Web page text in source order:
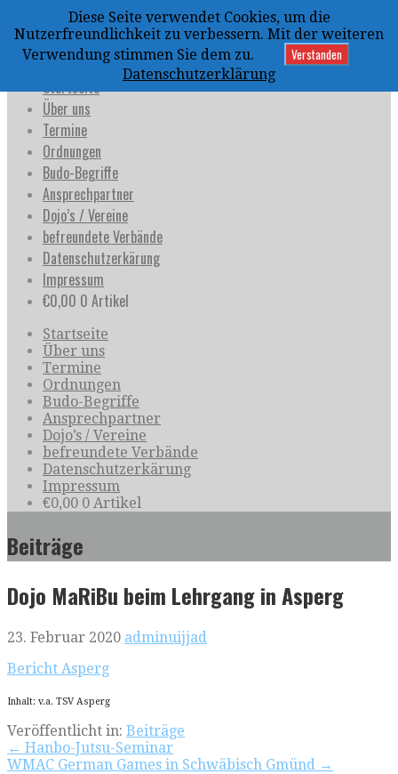
Inhalt
springen
uijja
Deutschland e.V.
Startseite
Über uns
Termine
Ordnungen
Budo-Begriffe
Ansprechpartner
Dojo’s / Vereine
befreundete Verbände
Datenschutzerkärung
Impressum
€0,00 0 Artikel
Startseite
Über uns
Termine
Ordnungen
Budo-Begriffe
Ansprechpartner
Dojo’s / Vereine
befreundete Verbände
Datenschutzerkärung
Impressum
€0,00 0 Artikel
Beiträge
Dojo MaRiBu beim Lehrgang in Asperg
23. Februar 2020 adminuijjad
Bericht Asperg
Inhalt: v.a. TSV Asperg
Veröffentlicht in: Beiträge
Beitragsnavigation
← Hanbo-Jutsu-Seminar
WMAC German Games in Schwäbisch Gmünd →
Diese Seite verwendet Cookies, um die
Nutzerfreundlichkeit zu verbessern. Mit der weiteren
Verwendung stimmen Sie dem zu.
Verstanden
Datenschutzerklärung